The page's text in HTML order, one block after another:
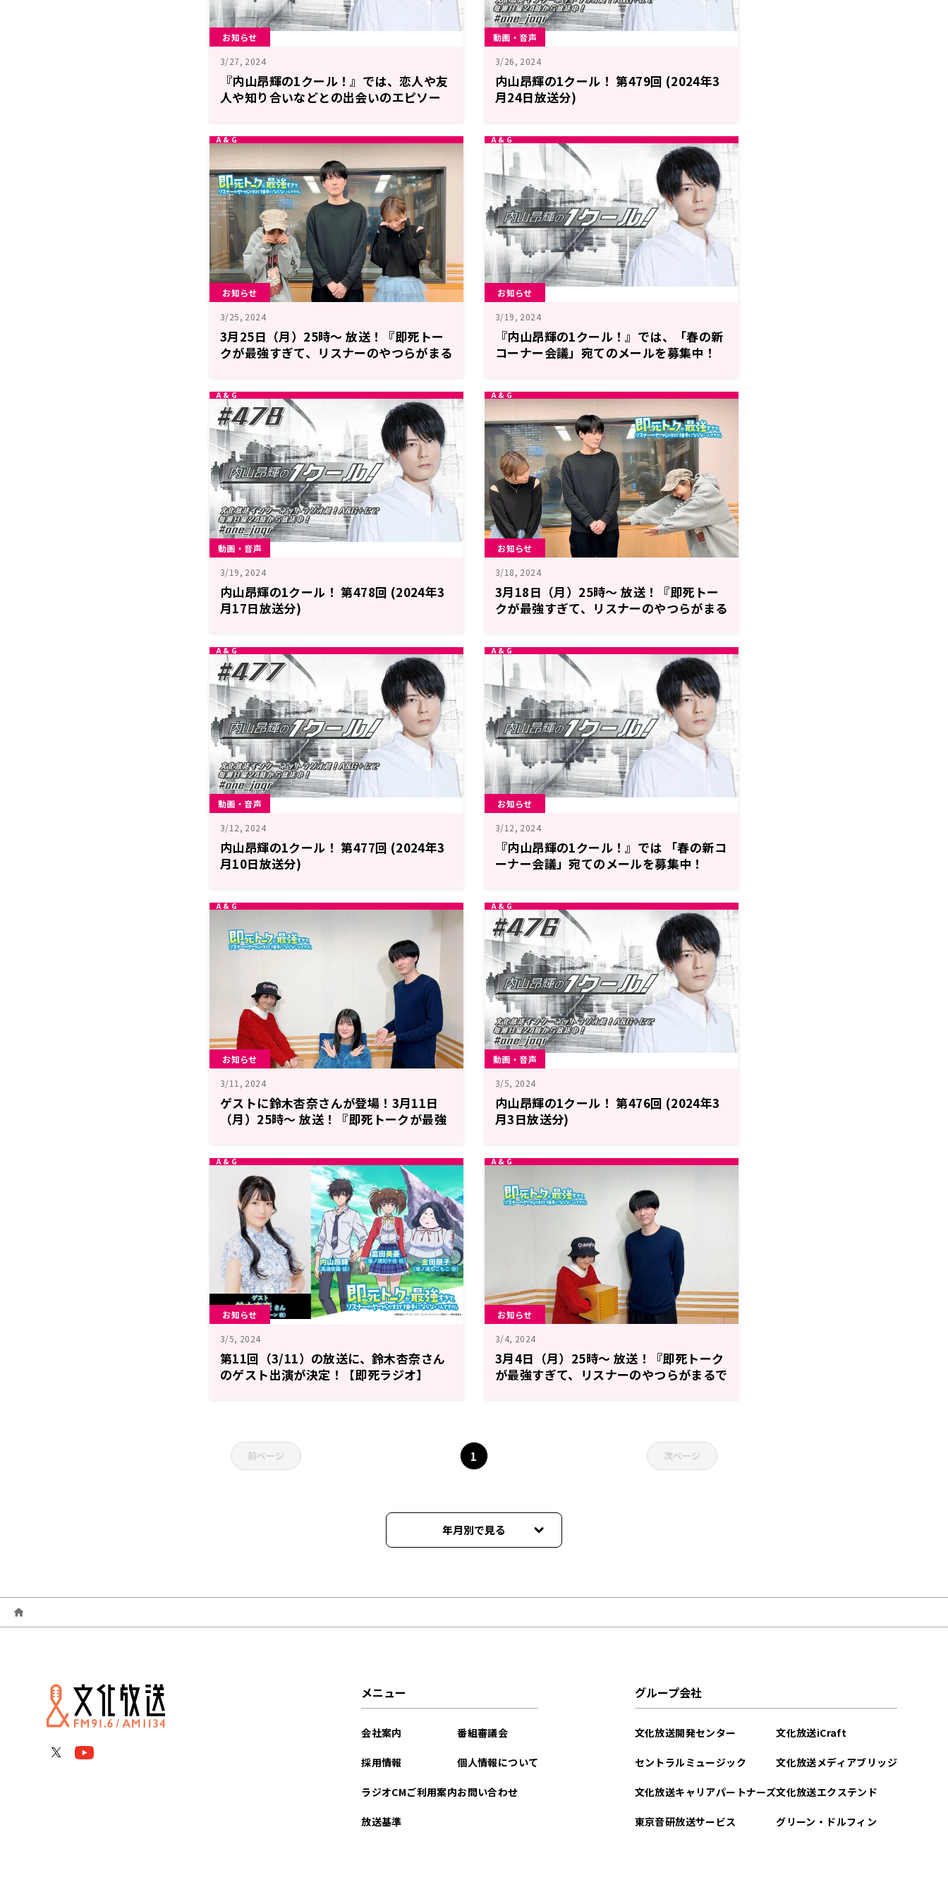
お知らせ
3/27, 2024
『内山昂輝の1クール！』では、恋人や友
人や知り合いなどとの出会いのエピソー
動画・音声
3/26, 2024
内山昂輝の1クール！ 第479回 (2024年3
月24日放送分)
お知らせ
3/25, 2024
3月25日（月）25時～ 放送！『即死トー
クが最強すぎて、リスナーのやつらがまる
お知らせ
3/19, 2024
『内山昂輝の1クール！』では、「春の新
コーナー会議」宛てのメールを募集中！
動画・音声
3/19, 2024
内山昂輝の1クール！ 第478回 (2024年3
月17日放送分)
お知らせ
3/18, 2024
3月18日（月）25時～ 放送！『即死トー
クが最強すぎて、リスナーのやつらがまる
動画・音声
3/12, 2024
内山昂輝の1クール！ 第477回 (2024年3
月10日放送分)
お知らせ
3/12, 2024
『内山昂輝の1クール！』では 「春の新コ
ーナー会議」宛てのメールを募集中！
お知らせ
3/11, 2024
ゲストに鈴木杏奈さんが登場！3月11日
（月）25時～ 放送！『即死トークが最強
動画・音声
3/5, 2024
内山昂輝の1クール！ 第476回 (2024年3
月3日放送分)
お知らせ
3/5, 2024
第11回（3/11）の放送に、鈴木杏奈さん
のゲスト出演が決定！【即死ラジオ】
お知らせ
3/4, 2024
3月4日（月）25時～ 放送！『即死トーク
が最強すぎて、リスナーのやつらがまるで
前ページ 1 次ページ
年月別で見る
2024年11月
2024年10月
メニュー
会社案内
採用情報
ラジオCMご利用案内
放送基準
番組審議会
個人情報について
お問い合わせ
グループ会社
文化放送開発センター
セントラルミュージック
文化放送キャリアパートナーズ
東京音研放送サービス
文化放送iCraft
文化放送メディアブリッジ
文化放送エクステンド
グリーン・ドルフィン